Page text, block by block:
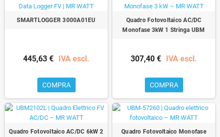
SMARTLOGGER 3000A01EU
445,63 € IVA escl.
COMPRA
Quadro Fotovoltaico AC/DC
Monofase 3kW 1 Stringa UBM
307,40 € IVA escl.
COMPRA
Quadro Fotovoltaico AC/DC 6kW 2
Quadro Fotovoltaico Monofase